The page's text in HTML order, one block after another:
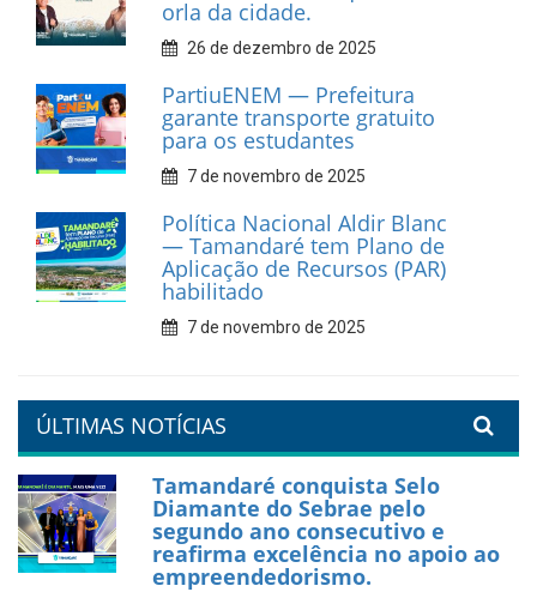
9 de fevereiro de 2026
Prefeitura de Tamandaré
fortalece apoio aos
catadores de materiais
recicláveis
9 de fevereiro de 2026
Prefeitura de Tamandaré
reforça diálogo e
compromisso com a
valorização da educação
7 de fevereiro de 2026
orla da cidade.
PartiuENEM — Prefeitura
garante transporte gratuito
para os estudantes
7 de novembro de 2025